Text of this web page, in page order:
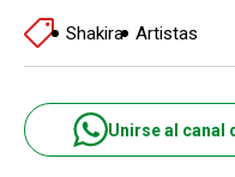
Shakira Artistas
Unirse al canal